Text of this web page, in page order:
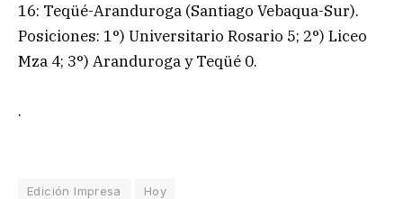
16: Teqüé-Aranduroga (Santiago Vebaqua-Sur).
Posiciones: 1°) Universitario Rosario 5; 2°) Liceo
Mza 4; 3°) Aranduroga y Teqüé 0.
.
Edición Impresa Hoy